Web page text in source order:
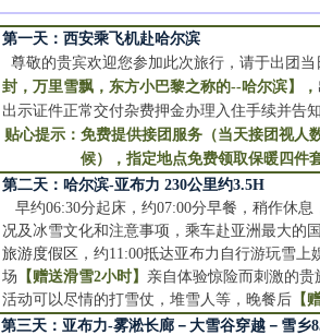
第一天：西安乘飞机赴哈
尊敬的贵宾欢迎您参加此次旅行，请于出团
封，万里雪飘，东方小巴黎之称的--哈尔滨】，
出示证件正常交付杂费押金办理入住手续并告
贴心提示：免费提供接团服务（当天接团视人
候）
，指定地点免费领取保暖四件套
第二天：哈尔滨-亚布力 230公里
早约06:30分起床，约07:00分早餐，稍作休
况及冰雪文化和注意事项，乘车赴亚洲最大
旅游度假区 ，约11:00抵达亚布力自行游玩雪
场 【赠送滑雪2小时】 亲自体验惊险而刺激的贵
活动可以尽情的打雪仗，堆雪人等，晚餐后 【
第三天：亚布力-雾淞长廊－大雪谷穿越